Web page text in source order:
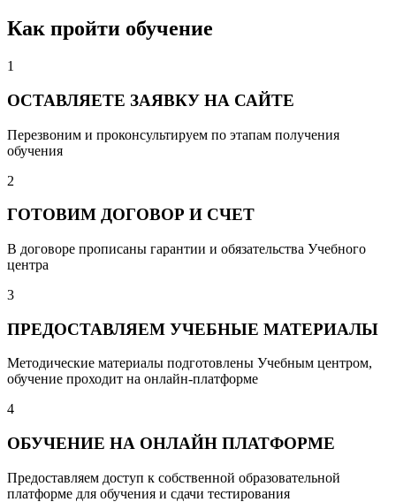
Как пройти обучение
1
ОСТАВЛЯЕТЕ ЗАЯВКУ НА САЙТЕ
Перезвоним и проконсультируем по этапам получения
обучения
2
ГОТОВИМ ДОГОВОР И СЧЕТ
В договоре прописаны гарантии и обязательства Учебного
центра
3
ПРЕДОСТАВЛЯЕМ УЧЕБНЫЕ МАТЕРИАЛЫ
Методические материалы подготовлены Учебным центром,
обучение проходит на онлайн-платформе
4
ОБУЧЕНИЕ НА ОНЛАЙН ПЛАТФОРМЕ
Предоставляем доступ к собственной образовательной
платформе для обучения и сдачи тестирования